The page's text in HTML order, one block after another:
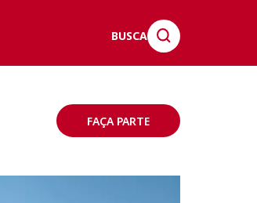
BUSCA
FAÇA PARTE